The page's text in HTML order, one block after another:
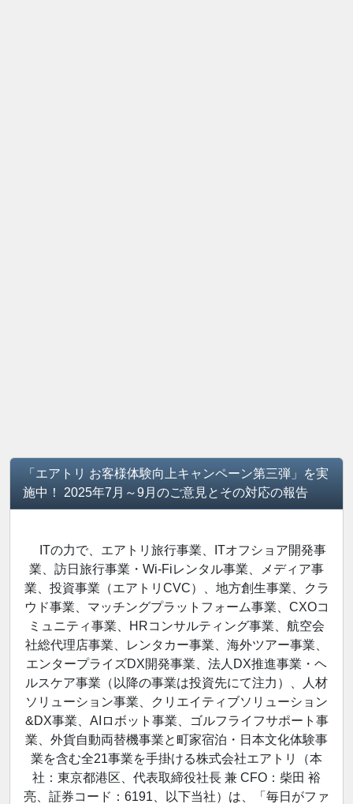
「エアトリ お客様体験向上キャンペーン第三弾」を実
施中！ 2025年7月～9月のご意見とその対応の報告
ITの力で、エアトリ旅行事業、ITオフショア開発事
業、訪日旅行事業・Wi-Fiレンタル事業、メディア事
業、投資事業（エアトリCVC）、地方創生事業、クラ
ウド事業、マッチングプラットフォーム事業、CXOコ
ミュニティ事業、HRコンサルティング事業、航空会
社総代理店事業、レンタカー事業、海外ツアー事業、
エンタープライズDX開発事業、法人DX推進事業・ヘ
ルスケア事業（以降の事業は投資先にて注力）、人材
ソリューション事業、クリエイティブソリューション
&DX事業、AIロボット事業、ゴルフライフサポート事
業、外貨自動両替機事業と町家宿泊・日本文化体験事
業を含む全21事業を手掛ける株式会社エアトリ（本
社：東京都港区、代表取締役社長 兼 CFO：柴田 裕
亮、証券コード：6191、以下当社）は、「毎日がファ